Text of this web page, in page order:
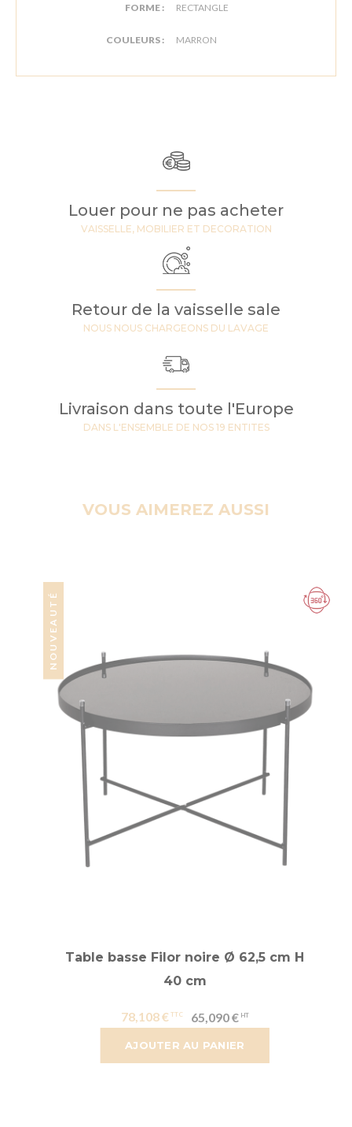
FORME : RECTANGLE
COULEURS : MARRON
Louer pour ne pas acheter
VAISSELLE, MOBILIER ET DECORATION
Retour de la vaisselle sale
NOUS NOUS CHARGEONS DU LAVAGE
Livraison dans toute l'Europe
DANS L'ENSEMBLE DE NOS 19 ENTITES
VOUS AIMEREZ AUSSI
NOUVEAUTÉ
AJOUTER AU PANIER
Table basse Filor noire Ø 62,5 cm H
40 cm
78,108 € 65,090 €